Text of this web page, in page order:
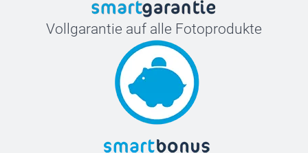
Vollgarantie auf alle Fotoprodukte